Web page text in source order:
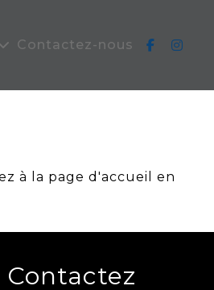
Contactez-nous
à la page d'accueil en
Contactez